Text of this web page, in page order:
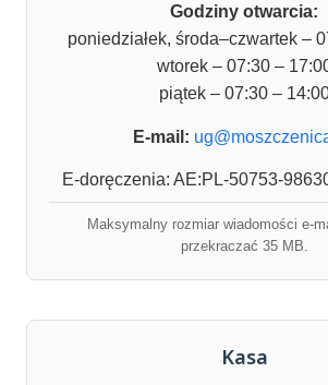
Godziny otwarcia:
poniedziałek, środa–czwartek –
wtorek – 07:30 –
piątek – 07:30 –
E-mail:
E-doręczenia: AE:PL-50753-
Maksymalny rozmiar wiadomości e-
przekraczać 35 MB.
Kasa